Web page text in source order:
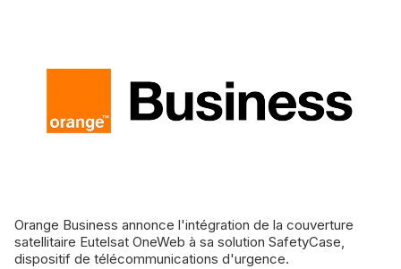
Orange Business annonce l'intégration de la couverture
satellitaire Eutelsat OneWeb à sa solution SafetyCase,
dispositif de télécommunications d'urgence.